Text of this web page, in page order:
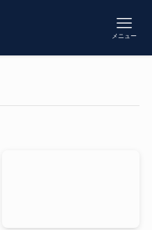
メニュー